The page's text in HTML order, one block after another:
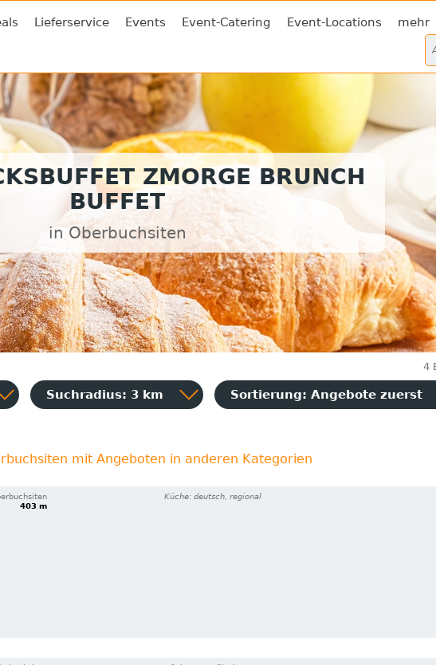
Lieferservice Events Event-Catering Event-Locations mehr
ZMORGE BRUNCH
BUFFET
in Oberbuchsiten
4
Suchradius: 3 km Sortierung: Angebote zuerst
mit Angeboten in anderen Kategorien
403 m
Küche: deutsch, regional